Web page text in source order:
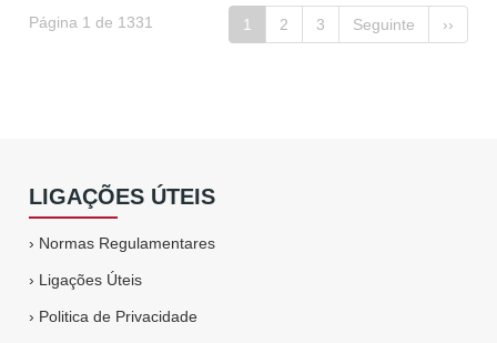
Página 1 de 1331 1 2 3 Seguinte ››
LIGAÇÕES ÚTEIS
› Normas Regulamentares
› Ligações Úteis
› Politica de Privacidade